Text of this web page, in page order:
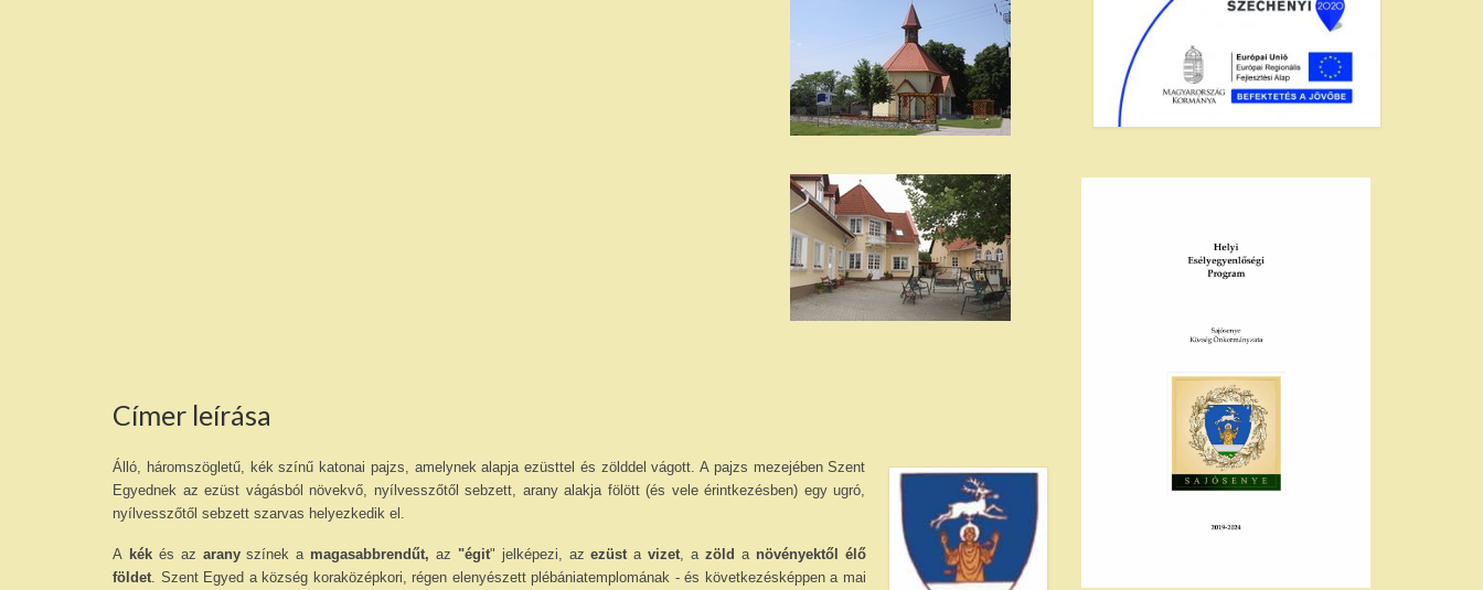
Címer leírása
Álló, háromszögletű, kék színű katonai pajzs, amelynek alapja ezüsttel és zölddel vágott. A pajzs mezejében Szent
Egyednek az ezüst vágásból növekvő, nyílvesszőtől sebzett, arany alakja fölött (és vele érintkezésben) egy ugró,
nyílvesszőtől sebzett szarvas helyezkedik el.
A kék és az aranyszínek a magasabbrendűt, az "égit" jelképezi, azezüst avizet , a zöld a növényektől élő
földet . Szent Egyed a község koraközépkori, régen elenyészett plébániatemplomának - és következésképpen a mai